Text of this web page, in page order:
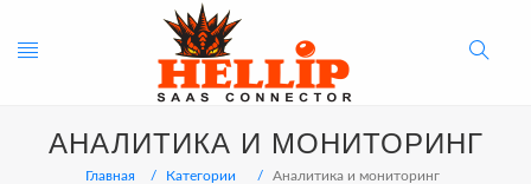
Toggle
navigation
Search
Button
АНАЛИТИКА И МОНИТОРИНГ
Главная Категории Аналитика и мониторинг